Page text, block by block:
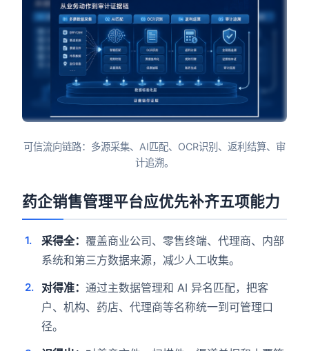
可信流向链路：多源采集、AI匹配、OCR识别、返利结算、审
计追溯。
药企销售管理平台应优先补齐五项能力
采得全： 覆盖商业公司、零售终端、代理商、内部
系统和第三方数据来源，减少人工收集。
对得准： 通过主数据管理和 AI 异名匹配，把客
户、机构、药店、代理商等名称统一到可管理口
径。